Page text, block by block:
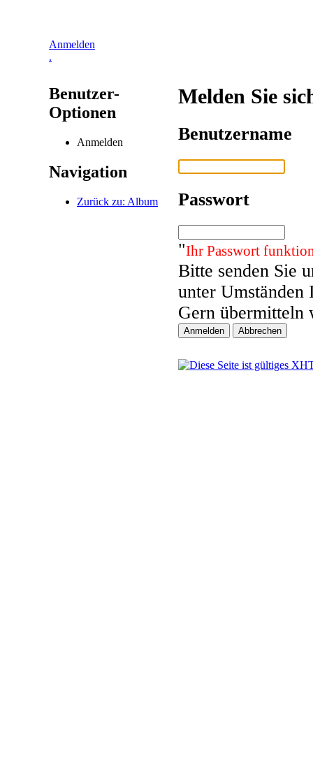
Anmelden
.
Benutzer-
Optionen
Anmelden
Navigation
Zurück zu: Album
Melden Sie
Benutzername
Passwort
"Ihr Passwort
Bitte senden Sie
unter Umständen
Gern übermitteln